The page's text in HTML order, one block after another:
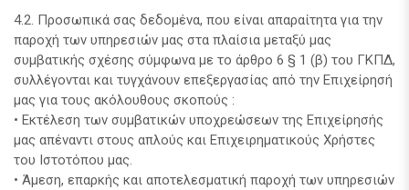
4.2. Προσωπικά σας δεδομένα, που είναι απαραίτητα για την
παροχή των υπηρεσιών μας στα πλαίσια μεταξύ μας
συμβατικής σχέσης σύμφωνα με το άρθρο 6 § 1 (β) του ΓΚΠΔ,
συλλέγονται και τυγχάνουν επεξεργασίας από την Επιχείρησή
μας για τους ακόλουθους σκοπούς :
• Εκτέλεση των συμβατικών υποχρεώσεων της Επιχείρησής
μας απέναντι στους απλούς και Επιχειρηματικούς Χρήστες
του Ιστοτόπου μας.
• Άμεση, επαρκής και αποτελεσματική παροχή των υπηρεσιών